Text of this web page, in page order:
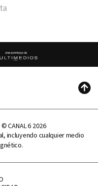
© CANAL 6 2026
incluyendo cualquier medio